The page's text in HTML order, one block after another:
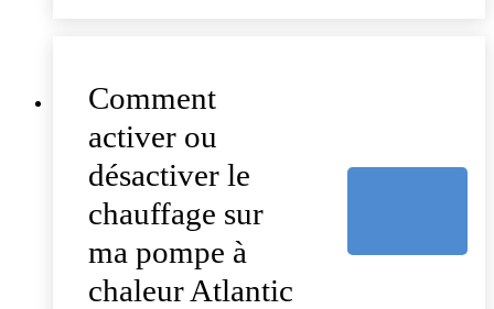
Comment
activer ou
désactiver le
chauffage sur
ma pompe à
chaleur Atlantic